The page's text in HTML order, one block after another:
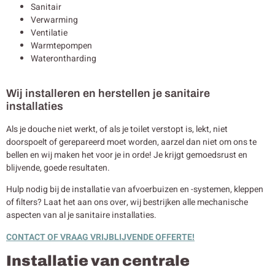
Sanitair
Verwarming
Ventilatie
Warmtepompen
Waterontharding
Wij installeren en herstellen je sanitaire
installaties
Als je douche niet werkt, of als je toilet verstopt is, lekt, niet
doorspoelt of gerepareerd moet worden, aarzel dan niet om ons te
bellen en wij maken het voor je in orde! Je krijgt gemoedsrust en
blijvende, goede resultaten.
Hulp nodig bij de installatie van afvoerbuizen en -systemen, kleppen
of filters? Laat het aan ons over, wij bestrijken alle mechanische
aspecten van al je sanitaire installaties.
CONTACT OF VRAAG VRIJBLIJVENDE OFFERTE!
Installatie van centrale